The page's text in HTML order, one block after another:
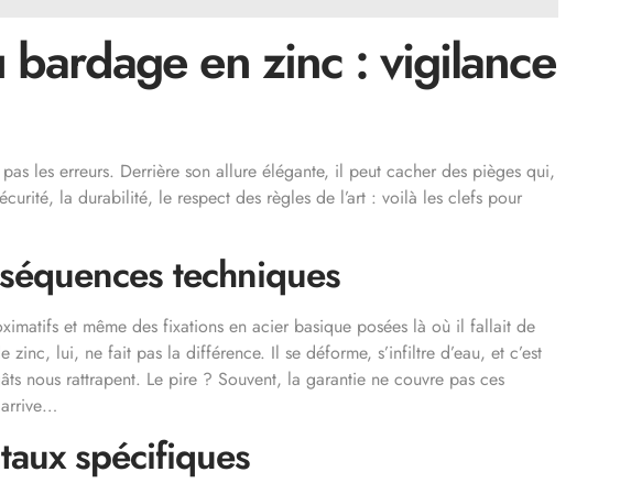
bardage en zinc : vigilance
les erreurs. Derrière son allure élégante, il peut cacher des pièges qui,
la durabilité, le respect des règles de l’art : voilà les clefs pour
techniques
et même des fixations en acier basique posées là où il fallait de
zinc, lui, ne fait pas la différence. Il se déforme, s’infiltre d’eau, et c’est
nous rattrapent. Le pire ? Souvent, la garantie ne couvre pas ces
arrive…
spécifiques